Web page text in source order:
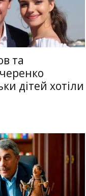
та
дітей хотіли